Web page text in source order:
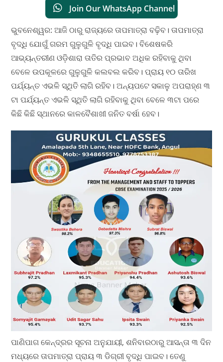
Join Our WhatsApp Channel
ଭୁବନେଶ୍ୱର: ଆଜି ଠାରୁ ରାଜ୍ୟରେ ତାପମାତ୍ରା ବଢ଼ିବ। ତାପମାତ୍ରା
ବୃଦ୍ଧି ଯୋଗୁଁ ଗରମ ଗୁଳୁଗୁଳି ବୃଦ୍ଧି ପାଇବ। ବିଶେଷକରି
ଆଭ୍ୟନ୍ତରୀଣ ଓଡ଼ିଶାରା ତାତିର ପ୍ରଭାବ ଅଧିକ ରହିବାକୁ ଥିବା
ବେଳେ ଉପକୂଳରେ ଗୁଳୁଗୁଳି କଲବଲ କରିବ। ପ୍ରାୟ ୧୦ ତାରିଖ
ପର୍ଯ୍ୟନ୍ତ ଏଭଳି ସ୍ଥିତି ଲାଗି ରହିବ। ଅନ୍ୟପଟେ ସକାଳୁ ଅପରାହ୍ଣ ୩
ଟା ପର୍ଯ୍ୟନ୍ତ ଏଭଳି ସ୍ଥିତି ଲାଗି ରହିବାକୁ ଥିବା ବେଳେ ୩ଟା ପରେ
କିଛି କିଛି ସ୍ଥାନରେ କାଳବୈଶାଖୀ ଜନିତ ବର୍ଷା ହେବ।
ପାଣିପାଗ କେନ୍ଦ୍ରର ସୂଚନା ଅନୁଯାୟୀ, ଶନିବାରଠାରୁ ଆସନ୍ତା ୩ ଦିନ
ମଧ୍ୟରେ ତାପମାତ୍ରା ପ୍ରାୟ ୩ ଡିଗ୍ରୀ ବୃଦ୍ଧି ପାଇବ। ତେଣୁ